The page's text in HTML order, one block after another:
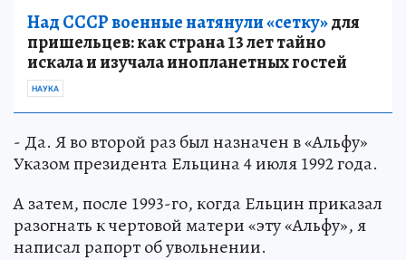
Над СССР военные натянули «сетку»для
пришельцев: как страна 13 лет тайно
искала и изучала инопланетных гостей
НАУКА
- Да. Я во второй раз был назначен в «Альфу»
Указом президента Ельцина 4 июля 1992 года.
А затем, после 1993-го, когда Ельцин приказал
разогнать к чертовой матери «эту «Альфу», я
написал рапорт об увольнении.